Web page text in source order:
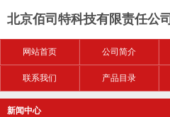
北京佰司特科技有限责任公司
网站首页 公司简介
联系我们 产品目录
新闻中心